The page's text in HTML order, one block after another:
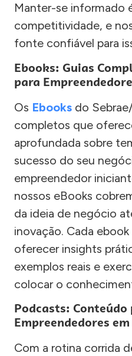
Manter-se informado
competitividade, e
fonte confiável para
Ebooks: Guias
para
Os Ebooks do
completos que
aprofundada sobre
sucesso do seu
empreendedor
nossos eBooks
da ideia de negócio
inovação. Cada
oferecer insights
exemplos reais e
colocar o
Podcasts: Conteúdo
Empreendedores
Com a rotina corrida